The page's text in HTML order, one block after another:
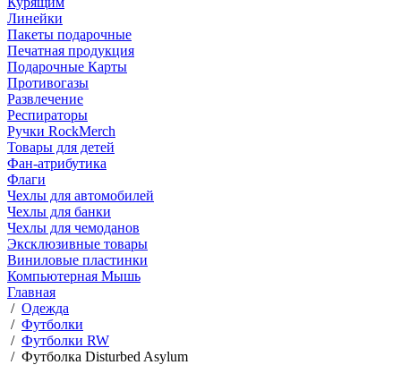
Линейки
Пакеты подарочные
Печатная продукция
Подарочные Карты
Противогазы
Развлечение
Респираторы
Ручки RockMerch
Товары для детей
Фан-атрибутика
Флаги
Чехлы для автомобилей
Чехлы для банки
Чехлы для чемоданов
Эксклюзивные товары
Виниловые пластинки
Компьютерная Мышь
Главная
/ Одежда
/ Футболки
/ Футболки RW
/ Футболка Disturbed Asylum